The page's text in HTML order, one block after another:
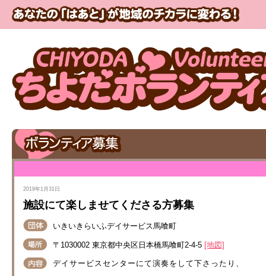
2019年1月31日
施設にて楽しませてくださる方募集
いきいきらいふデイサービス馬喰町
〒1030002 東京都中央区日本橋馬喰町2-4-5 [地図]
デイサービスセンターにて演奏をして下さったり、